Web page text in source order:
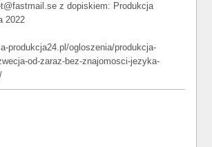
z dopiskiem: Produkcja
2022
produkcja24.pl/ogloszenia/produkcja-
od-zaraz-bez-znajomosci-jezyka-